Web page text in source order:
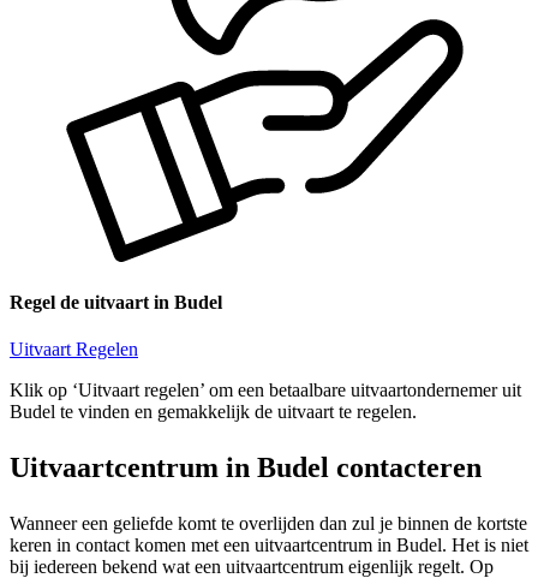
Regel de uitvaart in Budel
Uitvaart Regelen
Klik op ‘Uitvaart regelen’ om een betaalbare uitvaartondernemer uit
Budel te vinden en gemakkelijk de uitvaart te regelen.
Uitvaartcentrum in Budel contacteren
Wanneer een geliefde komt te overlijden dan zul je binnen de kortste
keren in contact komen met een uitvaartcentrum in Budel. Het is niet
bij iedereen bekend wat een uitvaartcentrum eigenlijk regelt. Op